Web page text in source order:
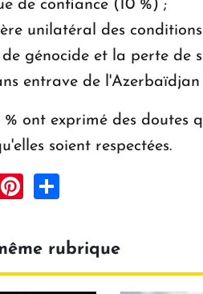
de confiance (10 %) ;
unilatéral des
génocide et la perte de
entrave de
% ont exprimé des doutes
soient respectées.
TwitterPinterest
rubrique